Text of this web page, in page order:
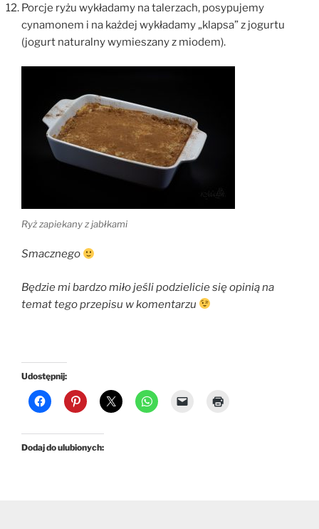
Porcje ryżu wykładamy na talerzach, posypujemy
cynamonem i na każdej wykładamy „klapsa” z jogurtu
(jogurt naturalny wymieszany z miodem).
Ryż zapiekany z jabłkami
Smacznego
Będzie mi bardzo miło jeśli podzielicie się opinią na
temat tego przepisu w komentarzu
Udostępnij:
Dodaj do ulubionych: